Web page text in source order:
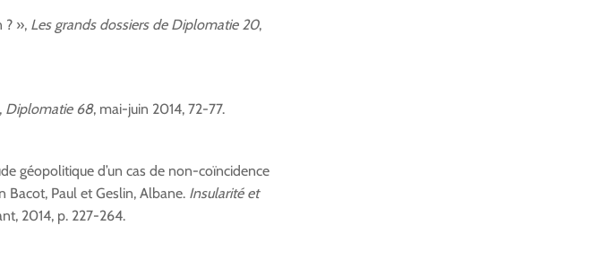
? », Les grands dossiers de Diplomatie 20,
Diplomatie 68, mai-juin 2014, 72-77.
géopolitique d’un cas de non-coïncidence
Bacot, Paul et Geslin, Albane. Insularité et
2014, p. 227-264.